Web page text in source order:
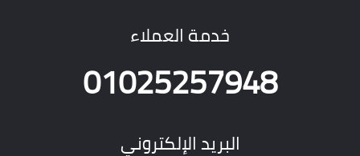
خدمة العملاء
01025257948
البريد الإلكتروني